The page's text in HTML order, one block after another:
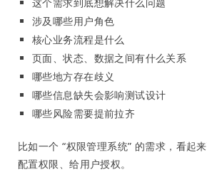
涉及哪些用户角色
核心业务流程是什么
页面、状态、数据之间有什么关系
哪些地方存在歧义
哪些信息缺失会影响测试设计
哪些风险需要提前拉齐
比如一个 “权限管理系统” 的需求，看起
配置权限、给用户授权。